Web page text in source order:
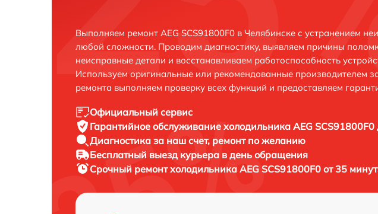
Выполняем ремонт AEG SCS91800F0 в Челябинске с устранением
любой сложности. Проводим диагностику, выявляем причины
неисправные детали и восстанавливаем работоспособность
Используем оригинальные или рекомендованные производителем
ремонта выполняем проверку всех функций и предоставляем
Официальный сервис
Гарантийное обслуживание холодильника AEG SCS91800F0
Диагностика за наш счет, ремонт по желанию
Бесплатный выезд курьера в день обращения
Срочный ремонтхолодильника AEG SCS91800F0 от 35 минут